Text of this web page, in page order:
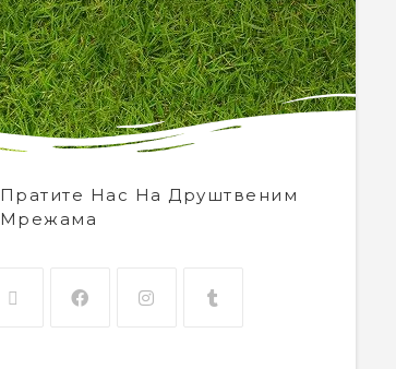
Пратите Нас На Друштвеним
Мрежама